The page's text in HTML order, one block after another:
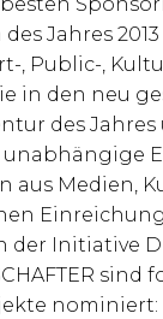
Jahres
, Public-,
in den neu
des
unabhängige
aus Medien,
der Initiative
nominiert: